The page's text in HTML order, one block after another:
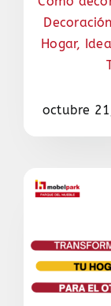
Hogar,
octubre